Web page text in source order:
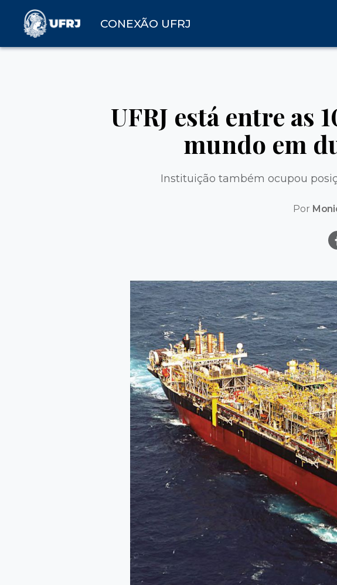
CONEXÃO UFRJ
UFRJ está entre as
mundo em
Instituição também ocupou
Por